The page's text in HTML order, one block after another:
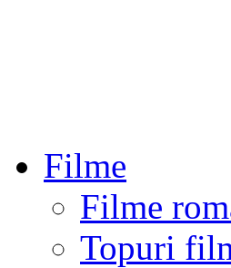
Filme
Filme
Topuri